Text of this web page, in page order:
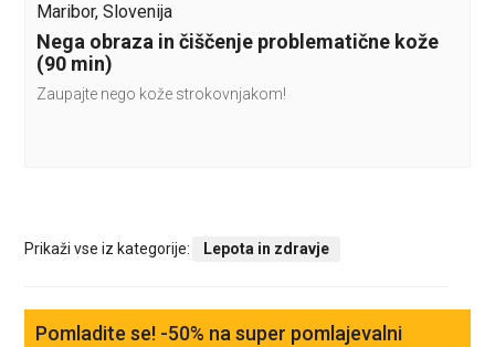
Maribor, Slovenija
Nega obraza in čiščenje problematične kože
(90 min)
Zaupajte nego kože strokovnjakom!
Prikaži vse iz kategorije: Lepota in zdravje
Pomladite se! -50% na super pomlajevalni